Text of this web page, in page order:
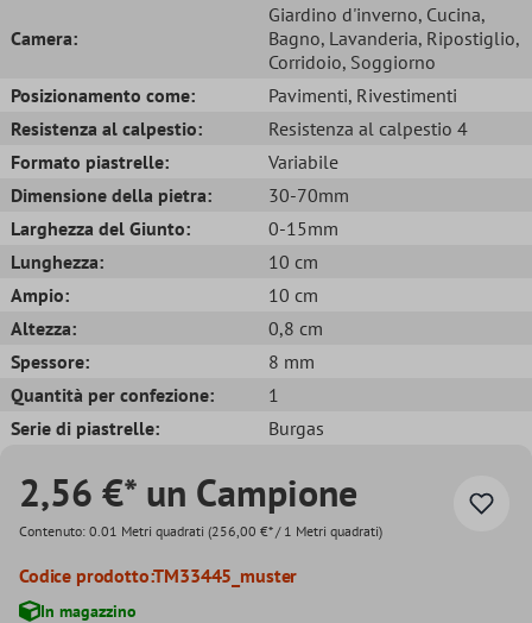
Camera:
Giardino d'inverno, Cucina,
Bagno, Lavanderia, Ripostiglio,
Corridoio, Soggiorno
Posizionamento come:
Pavimenti, Rivestimenti
Resistenza al calpestio:
Resistenza al calpestio 4
Formato piastrelle:
Variabile
Dimensione della pietra:
30-70mm
Larghezza del Giunto:
0-15mm
Lunghezza:
10 cm
Ampio:
10 cm
Altezza:
0,8 cm
Spessore:
8 mm
Quantità per confezione:
1
Serie di piastrelle:
Burgas
2,56 €* un Campione
Contenuto: 0.01 Metri quadrati (256,00 €* / 1 Metri quadrati)
Codice prodotto:TM33445_muster
In magazzino